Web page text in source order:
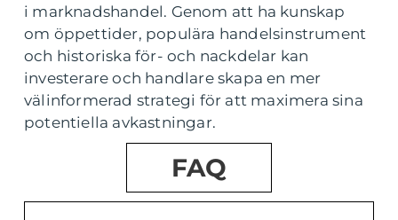
i marknadshandel. Genom att ha kunskap
om öppettider, populära handelsinstrument
och historiska för- och nackdelar kan
investerare och handlare skapa en mer
välinformerad strategi för att maximera sina
potentiella avkastningar.
FAQ